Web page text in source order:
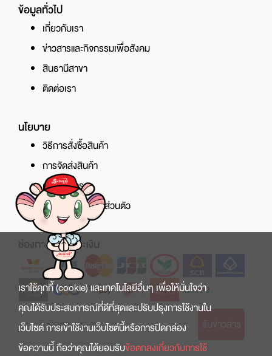
ข้อมูลทั่วไป
เกี่ยวกับเรา
ข่าวสารและกิจกรรมเพื่อสังคม
สินธานีสาขา
ติดต่อเรา
นโยบาย
วิธีการสั่งซื้อสินค้า
การจัดส่งสินค้า
ศูนย์บริการ
นโยบายความเป็นส่วนตัว
ช่องทางการชำระเงิน
เราใช้คุกกี้ (cookie) และเทคโนโลยีอื่นๆ เพื่อให้มั่นใจว่า
คุณได้รับประสบการณ์ที่ดีที่สุดและปรับปรุงการใช้งานใน
เว็บไซต์ การเข้าใช้งานเว็บไซต์นี้หรือการปิดกล่อง
ข้อความนี้ ถือว่าคุณได้ยอมรับข้อตกลงเกี่ยวกับการใช้